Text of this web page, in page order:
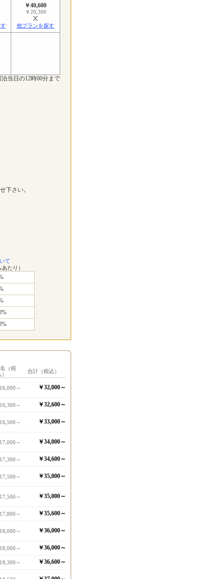
￥40,600
￥20,300
他プランを探す
当日の12時00分まで
下さい。
て
たり）
（税
合計（税込）
～ ￥32,000～
～
￥32,600～
～ ￥33,000～
～ ￥34,000～
～
￥34,600～
～ ￥35,000～
～ ￥35,000～
～
￥35,600～
～ ￥36,000～
～ ￥36,000～
～
￥36,600～